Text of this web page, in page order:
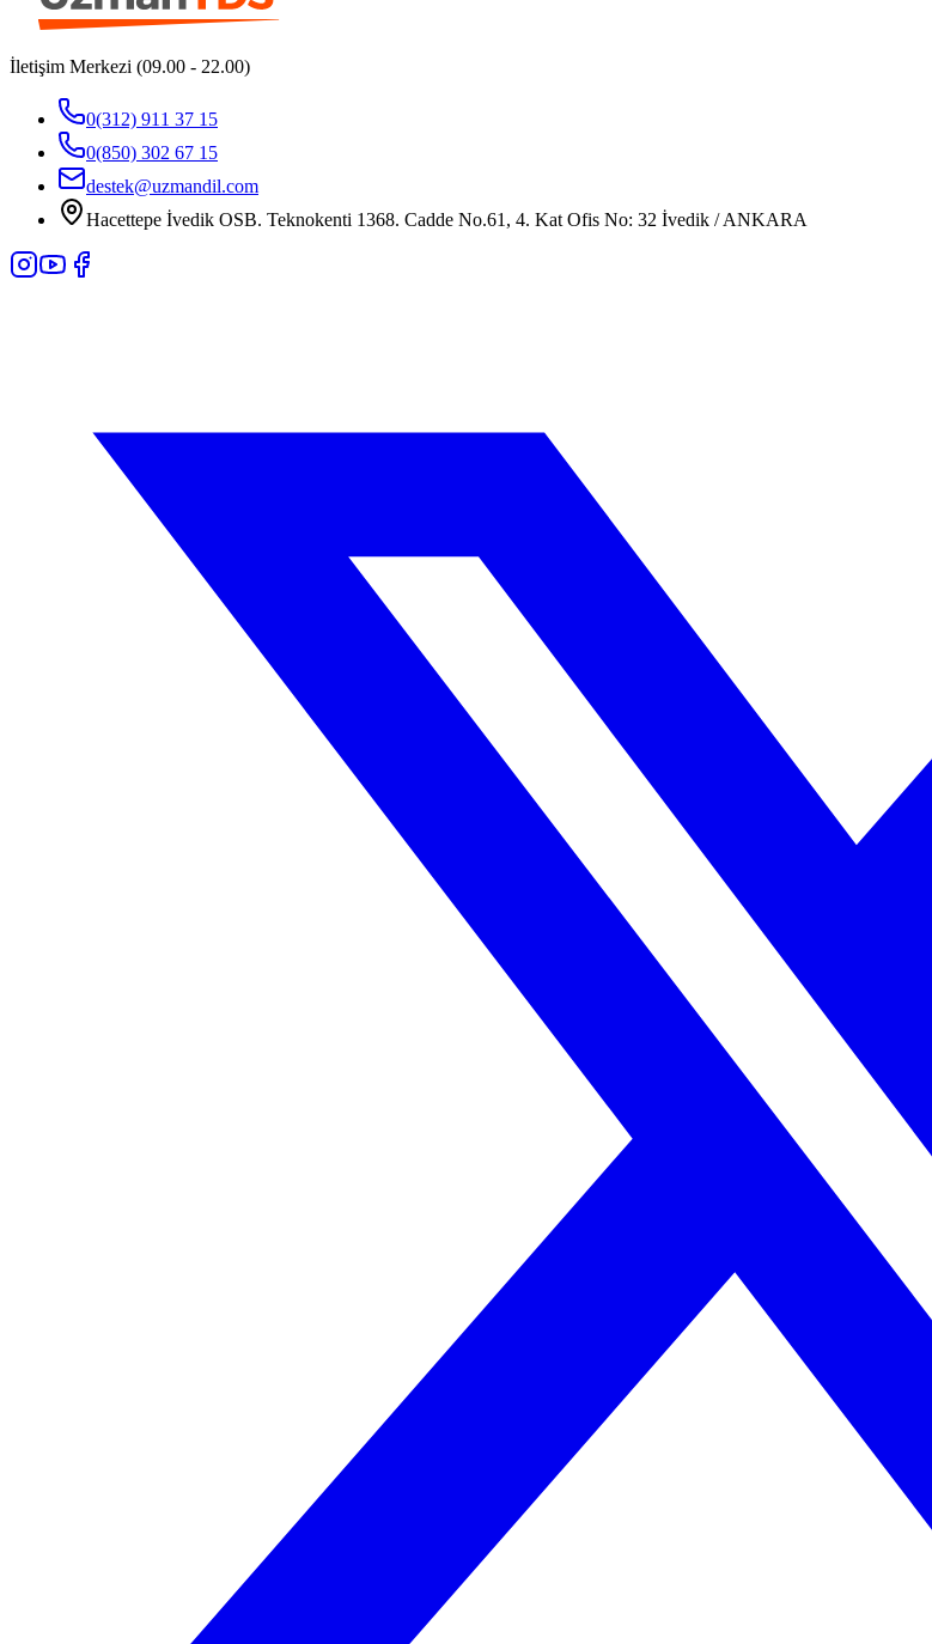
İletişim Merkezi (09.00 - 22.00)
0(312) 911 37 15
0(850) 302 67 15
destek@uzmandil.com
Hacettepe İvedik OSB. Teknokenti 1368. Cadde No.61, 4. Kat Ofis No: 32 İvedik / ANKARA